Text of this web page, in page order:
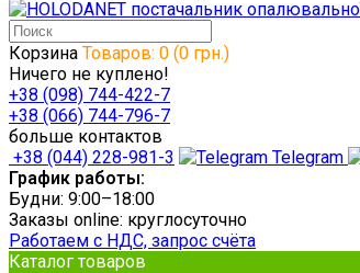
Корзина Товаров: 0 (0 грн.)
Ничего не куплено!
+38 (098) 744-422-7
+38 (066) 744-796-7
больше контактов
+38 (044) 228-981-3
Telegram
График работы:
Будни: 9:00–18:00
Заказы online: круглосуточно
Работаем с НДС, запрос счёта
Каталог товаров